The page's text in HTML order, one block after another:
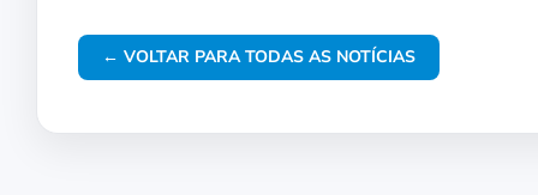
← VOLTAR PARA TODAS AS NOTÍCIAS